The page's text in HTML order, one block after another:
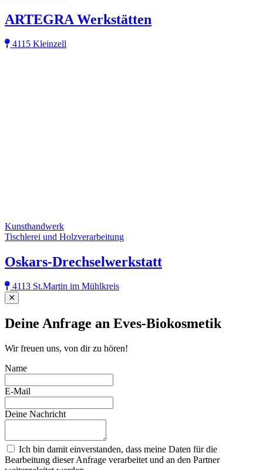
ARTEGRA Werkstätten
4115 Kleinzell
Kunsthandwerk
Tischlerei und Holzverarbeitung
Oskars-Drechselwerkstatt
4113 St.Martin im Mühlkreis
Close
Deine Anfrage an Eves-Biokosmetik
Wir freuen uns, von dir zu hören!
Name
E-Mail
Deine Nachricht
Ich bin damit einverstanden, dass meine Daten für die
Bearbeitung dieser Anfrage verarbeitet und an den Partner